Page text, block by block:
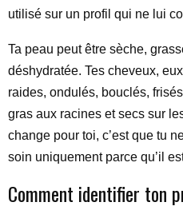
utilisé sur un profil qui ne lui
Ta peau peut être sèche,
déshydratée. Tes cheveux,
raides, ondulés, bouclés,
gras aux racines et secs sur
change pour toi, c’est que tu
soin uniquement parce qu’il
Comment identifier ton